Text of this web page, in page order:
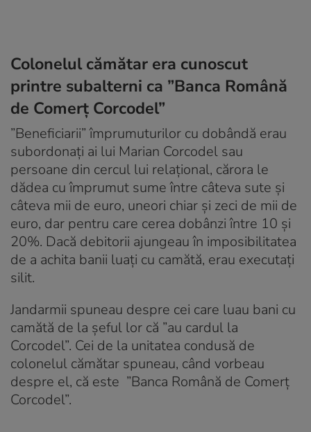
Colonelul cămătar era cunoscut
printre subalterni ca ”Banca Română
de Comerț Corcodel”
”Beneficiarii” împrumuturilor cu dobândă erau
subordonați ai lui Marian Corcodel sau
persoane din cercul lui relațional, cărora le
dădea cu împrumut sume între câteva sute și
câteva mii de euro, uneori chiar și zeci de mii de
euro, dar pentru care cerea dobânzi între 10 și
20%. Dacă debitorii ajungeau în imposibilitatea
de a achita banii luați cu camătă, erau executaţi
silit.
Jandarmii spuneau despre cei care luau bani cu
camătă de la șeful lor că ”au cardul la
Corcodel”. Cei de la unitatea condusă de
colonelul cămătar spuneau, când vorbeau
despre el, că este ”Banca Română de Comerț
Corcodel”.